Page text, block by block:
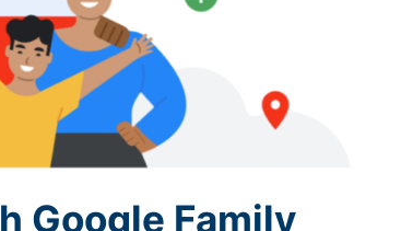
Google Family